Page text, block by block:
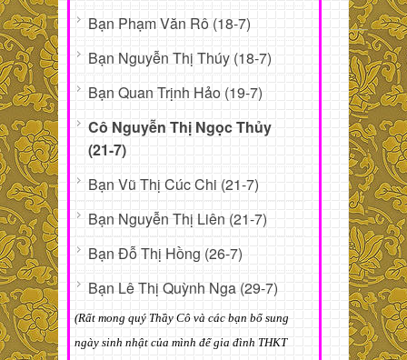
Bạn Phạm Văn Rô (18-7)
Bạn Nguyễn Thị Thúy (18-7)
Bạn Quan Trịnh Hảo (19-7)
Cô Nguyễn Thị Ngọc Thủy
(21-7)
Bạn Vũ Thị Cúc Chi (21-7)
Bạn Nguyễn Thị Liên (21-7)
Bạn Đỗ Thị Hồng (26-7)
Bạn Lê Thị Quỳnh Nga (29-7)
(Rất mong quý Thầy Cô và các bạn bổ sung
ngày sinh nhật của mình để gia đình THKT